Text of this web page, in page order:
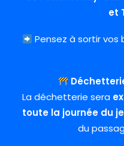
et
Pensez à sortir vos
La déchetterie sera
toute la journée du
du